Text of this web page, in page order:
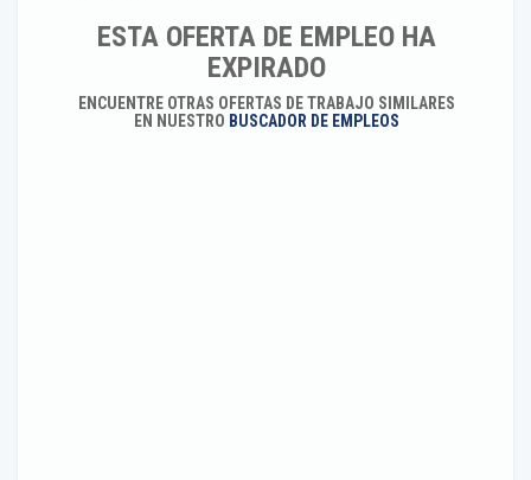
ESTA OFERTA DE EMPLEO HA
EXPIRADO
ENCUENTRE OTRAS OFERTAS DE TRABAJO SIMILARES
EN NUESTRO BUSCADOR DE EMPLEOS